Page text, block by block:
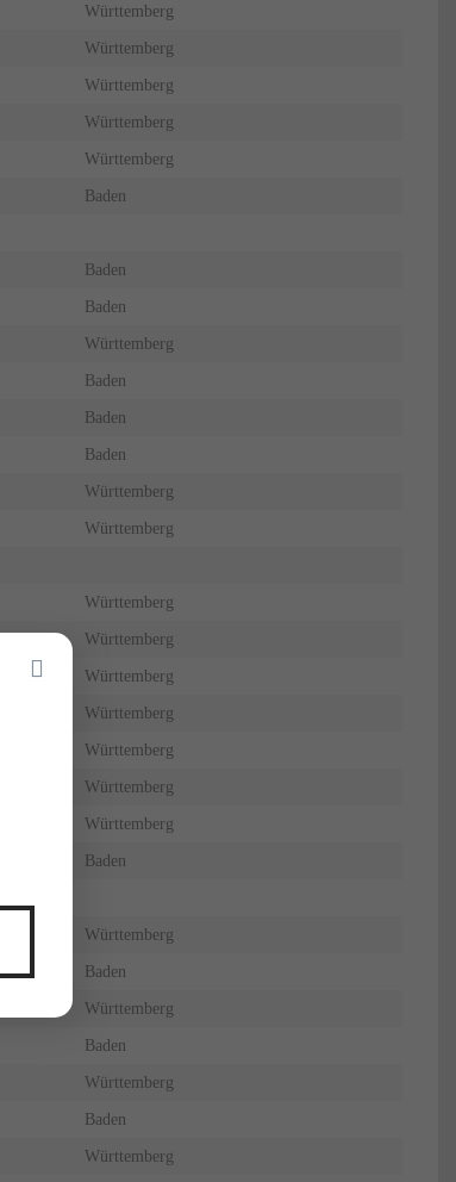
Württemberg
Württemberg
Württemberg
Württemberg
Württemberg
Baden
Baden
Baden
Württemberg
Baden
Baden
Baden
Württemberg
Württemberg
Württemberg
Württemberg
Württemberg
Württemberg
Württemberg
Württemberg
Württemberg
Baden
Württemberg
Baden
Württemberg
Baden
Württemberg
Baden
Württemberg